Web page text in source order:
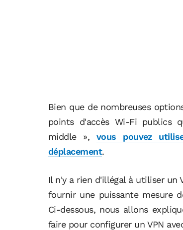
Bien que de nombreuses
points d'accès Wi-Fi publics
middle », vous pouvez
déplacement.
Il n'y a rien d'illégal à utiliser un
fournir une puissante mesure
Ci-dessous, nous allons
faire pour configurer un VPN